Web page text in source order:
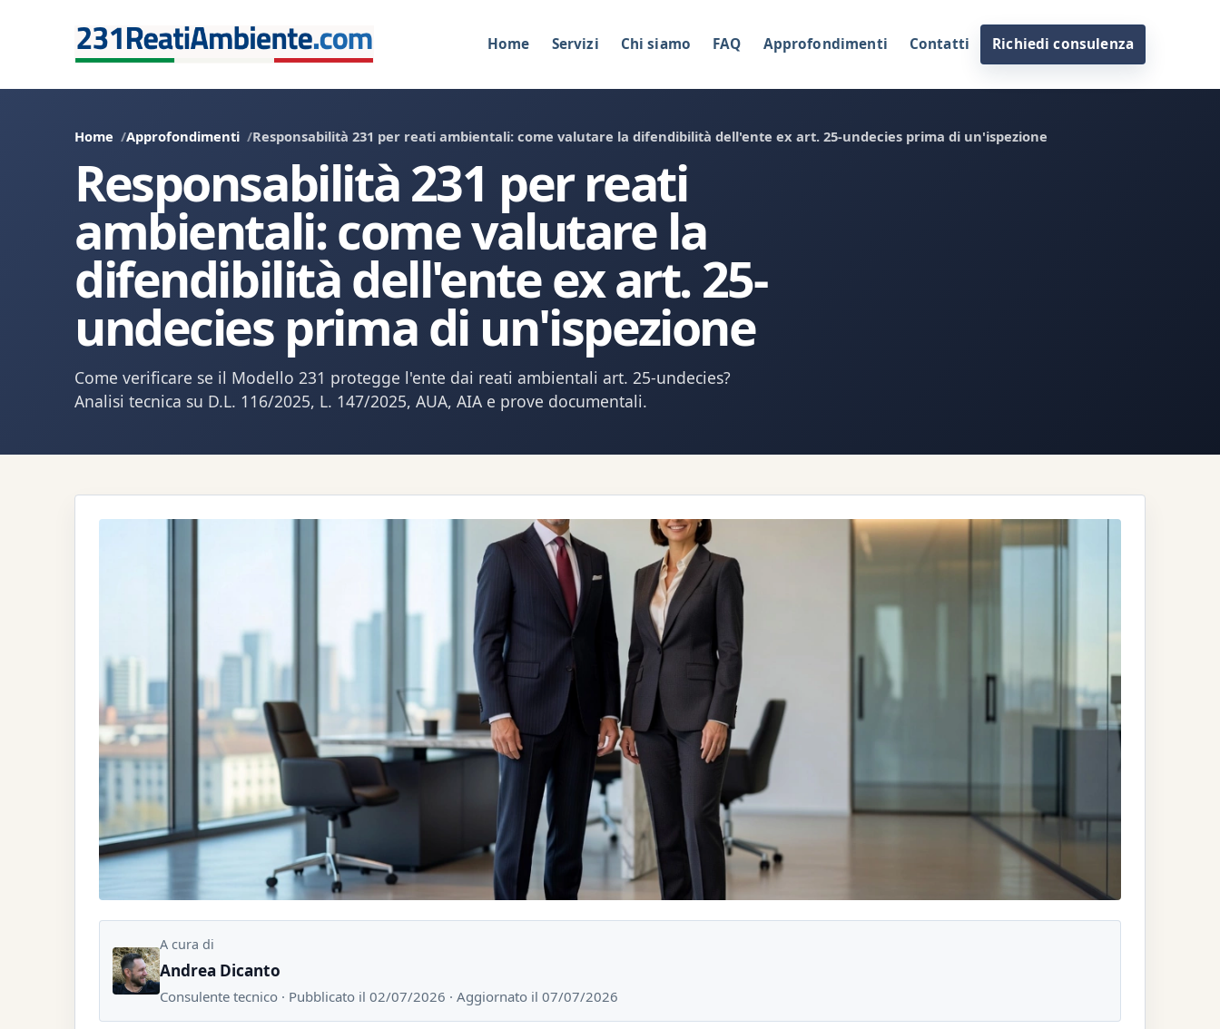
Home Servizi Chi siamo FAQ Approfondimenti Contatti Richiedi consulenza
Home Approfondimenti Responsabilità 231 per reati ambientali: come valutare la difendibilità dell'ente ex art. 25-undecies prima di un'ispezione
Responsabilità 231 per reati
ambientali: come valutare la
difendibilità dell'ente ex art. 25-
undecies prima di un'ispezione
Come verificare se il Modello 231 protegge l'ente dai reati ambientali art. 25-undecies?
Analisi tecnica su D.L. 116/2025, L. 147/2025, AUA, AIA e prove documentali.
A cura di
Andrea Dicanto
Consulente tecnico · Pubblicato il 02/07/2026 · Aggiornato il 07/07/2026